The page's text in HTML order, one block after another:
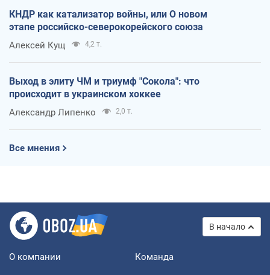
КНДР как катализатор войны, или О новом
этапе российско-северокорейского союза
Алексей Кущ 4,2 т.
Выход в элиту ЧМ и триумф "Сокола": что
происходит в украинском хоккее
Александр Липенко 2,0 т.
Все мнения
В начало
О компании Команда